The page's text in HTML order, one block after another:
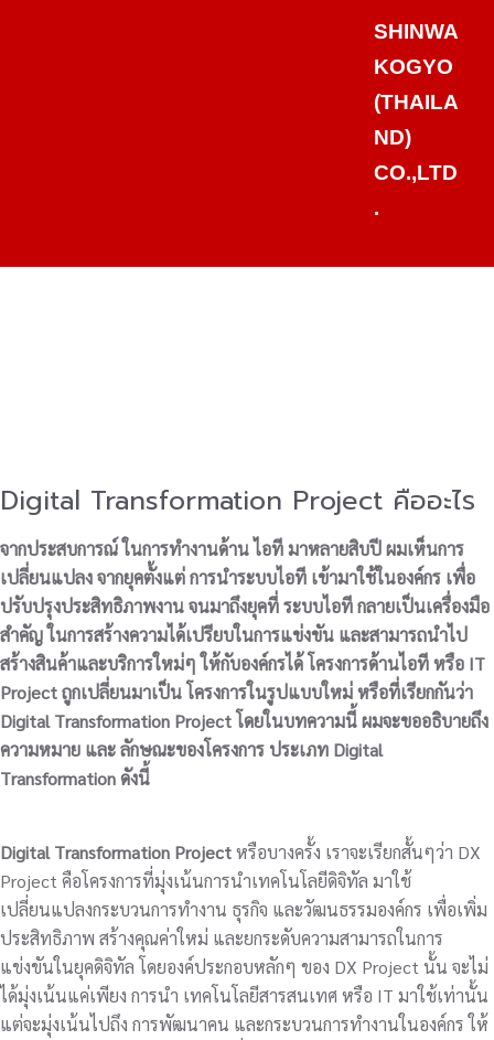
SHINWA
KOGYO
(THAILA
ND)
CO.,LTD
.
Digital Transformation Project คืออะไร
จากประสบการณ์ ในการทำงานด้าน ไอที มาหลายสิบปี ผมเห็นการ
เปลี่ยนแปลง จากยุคตั้งแต่ การนำระบบไอที เข้ามาใช้ในองค์กร เพื่อ
ปรับปรุงประสิทธิภาพงาน จนมาถึงยุคที่ ระบบไอที กลายเป็นเครื่องมือ
สำคัญ ในการสร้างความได้เปรียบในการแข่งขัน และสามารถนำไป
สร้างสินค้าและบริการใหม่ๆ ให้กับองค์กรได้ โครงการด้านไอที หรือ IT
Project ถูกเปลี่ยนมาเป็น โครงการในรูปแบบใหม่ หรือที่เรียกกันว่า
Digital Transformation Project โดยในบทความนี้ ผมจะขออธิบายถึง
ความหมาย และ ลักษณะของโครงการ ประเภท Digital
Transformation ดังนี้
Digital Transformation Projectหรือบางครั้ง เราจะเรียกสั้นๆว่า DX
Project คือโครงการที่มุ่งเน้นการนำเทคโนโลยีดิจิทัล มาใช้
เปลี่ยนแปลงกระบวนการทำงาน ธุรกิจ และวัฒนธรรมองค์กร เพื่อเพิ่ม
ประสิทธิภาพ สร้างคุณค่าใหม่ และยกระดับความสามารถในการ
แข่งขันในยุคดิจิทัล โดยองค์ประกอบหลักๆ ของ DX Project นั้น จะไม่
ได้มุ่งเน้นแค่เพียง การนำ เทคโนโลยีสารสนเทศ หรือ IT มาใช้เท่านั้น
แต่จะมุ่งเน้นไปถึง การพัฒนาคน และกระบวนการทำงานในองค์กร ให้